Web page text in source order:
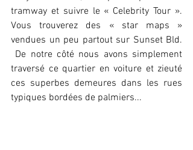
tramway et suivre le « Celebrity Tour ».
Vous trouverez des « star maps »
vendues un peu partout sur Sunset Bld.
De notre côté nous avons simplement
traversé ce quartier en voiture et zieuté
ces superbes demeures dans les rues
typiques bordées de palmiers...